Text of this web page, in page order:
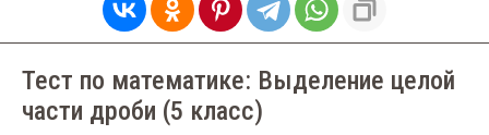
Тест по математике: Выделение целой
части дроби (5 класс)